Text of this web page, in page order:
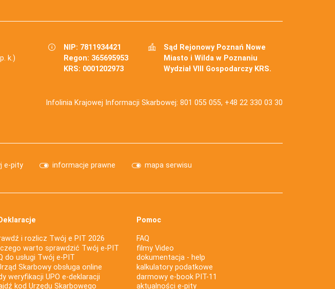
k.)
NIP: 7811934421
Regon: 365695953
KRS: 0001202973
Sąd Rejonowy Poznań Nowe
Miasto i Wilda w Poznaniu
Wydział VIII Gospodarczy KRS.
Infolinia Krajowej Informacji Skarbowej: 801 055 055, +48 22 330 03 30
e-pity informacje prawne mapa serwisu
i rozlicz Twój e PIT 2026
warto sprawdzić Twój e-PIT
do usługi Twój e-PIT
Skarbowy obsługa online
weryfikacji UPO e-deklaracji
kod Urzędu Skarbowego
Pomoc
FAQ
filmy Video
dokumentacja - help
kalkulatory podatkowe
darmowy e-book PIT-11
aktualności e-pity